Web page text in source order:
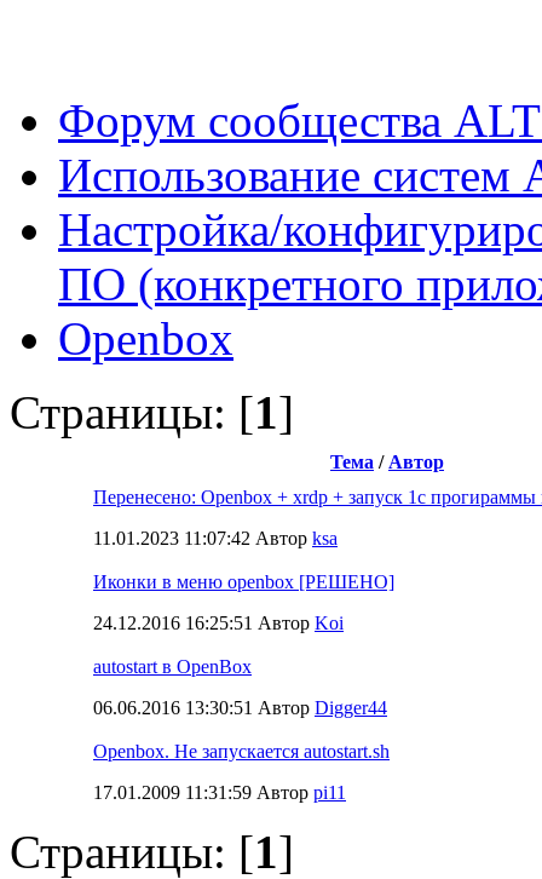
Форум сообщества
Использование систем
Настройка/
ПО (конкретного
Openbox
Страницы: [1]
Тема / Автор
Перенесено: Openbox + xrdp + запуск 1с прогираммы
11.01.2023 11:07:42 Автор ksa
Иконки в меню openbox [РЕШЕНО]
24.12.2016 16:25:51 Автор Koi
autostart в OpenBox
06.06.2016 13:30:51 Автор Digger44
Openbox. Не запускается autostart.sh
17.01.2009 11:31:59 Автор pi11
Страницы: [1]